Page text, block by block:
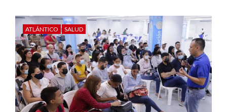
ATLÁNTICO SALUD